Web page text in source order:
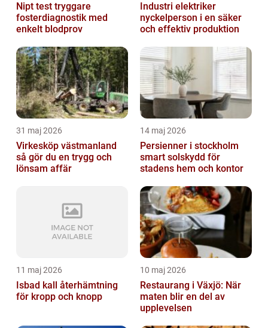
Nipt test tryggare
fosterdiagnostik med
enkelt blodprov
Industri elektriker
nyckelperson i en säker
och effektiv produktion
31 maj 2026
Virkesköp västmanland
så gör du en trygg och
lönsam affär
14 maj 2026
Persienner i stockholm
smart solskydd för
stadens hem och kontor
11 maj 2026
Isbad kall återhämtning
för kropp och knopp
10 maj 2026
Restaurang i Växjö: När
maten blir en del av
upplevelsen